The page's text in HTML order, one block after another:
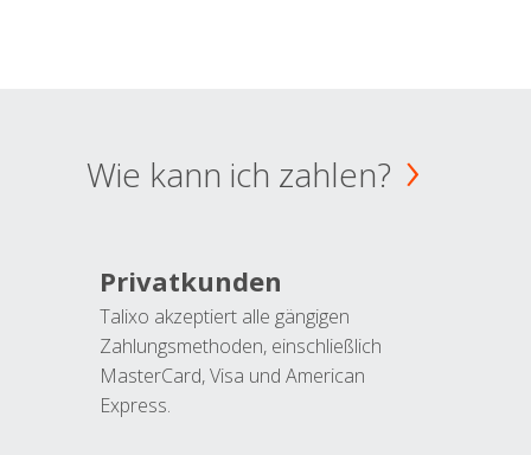
Wie kann ich zahlen?
Privatkunden
Talixo akzeptiert alle gängigen
Zahlungsmethoden, einschließlich
MasterCard, Visa und American
Express.